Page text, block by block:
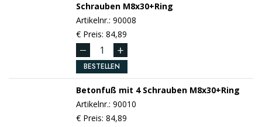
Schrauben M8x30+Ring
Artikelnr.: 90008
€ Preis: 84,89
BESTELLEN
Betonfuß mit 4 Schrauben M8x30+Ring
Artikelnr.: 90010
€ Preis: 84,89